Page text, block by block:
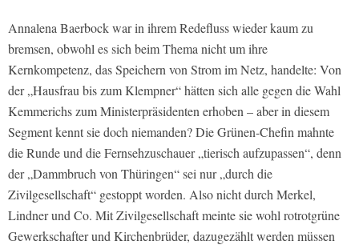
Annalena Baerbock war in ihrem Redefluss wieder kaum zu
bremsen, obwohl es sich beim Thema nicht um ihre
Kernkompetenz, das Speichern von Strom im Netz, handelte: Von
der „Hausfrau bis zum Klempner“ hätten sich alle gegen die Wahl
Kemmerichs zum Ministerpräsidenten erhoben – aber in diesem
Segment kennt sie doch niemanden?Die Grünen-Chefin mahnte
die Runde und die Fernsehzuschauer „tierisch aufzupassen“, denn
der „Dammbruch von Thüringen“ sei nur „durch die
Zivilgesellschaft“ gestoppt worden. Also nicht durch Merkel,
Lindner und Co. Mit Zivilgesellschaft meinte sie wohl rotrotgrüne
Gewerkschafter und Kirchenbrüder, dazugezählt werden müssen